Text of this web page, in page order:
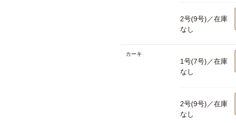
2号(9号)／在庫
なし
カーキ
1号(7号)／在庫
なし
2号(9号)／在庫
なし